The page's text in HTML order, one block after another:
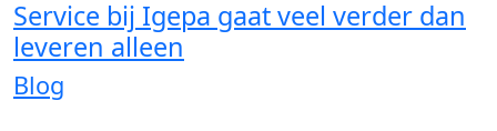
Service bij Igepa gaat veel verder dan
leveren alleen
Blog